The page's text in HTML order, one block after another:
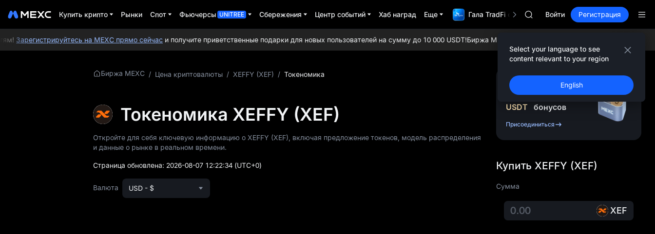
Купить крипто Рынки Спот Фьючерсы UNITREE Сбережения Центр событий Хаб наград Еще Гала TradFi с 1 000 000$
HFT
Фьючерсы Юнитри уже доступны
Подписка на рынок UNITREE STAR
SPCX
UNITREE
Подписка на рынок UNITREE STAR
Войти Регистрация
Select your language to see
content relevant to your region
English
Зарегистрируйтесь на MEXC прямо сейчаси получите приветственные подарки для новых пользователей на сумму до 10 000 USDT!Биржа MEXC: Наслаждайтесь самыми популярными
Биржа MEXC / Цена криптовалюты / XEFFY (XEF) / Токеномика
Токеномика XEFFY (XEF)
Откройте для себя ключевую информацию о XEFFY (XEF), включая предложение токенов, модель распределения
и данные о рынке в реальном времени.
Страница обновлена: 2026-08-07 12:22:34 (UTC+0)
Валюта USD - $
Зарегистрируйтесь и
получите до 10 000
USDT
бонусов
Присоединиться
Купить XEFFY (XEF)
Сумма
XEF